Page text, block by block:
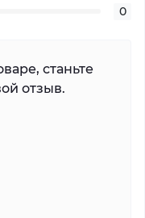
0
станьте
отзыв.